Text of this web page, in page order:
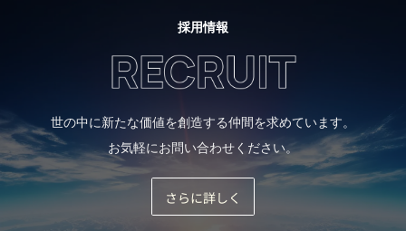
採用情報
世の中に新たな価値を創造する仲間を求めています。
お気軽にお問い合わせください。
さらに詳しく